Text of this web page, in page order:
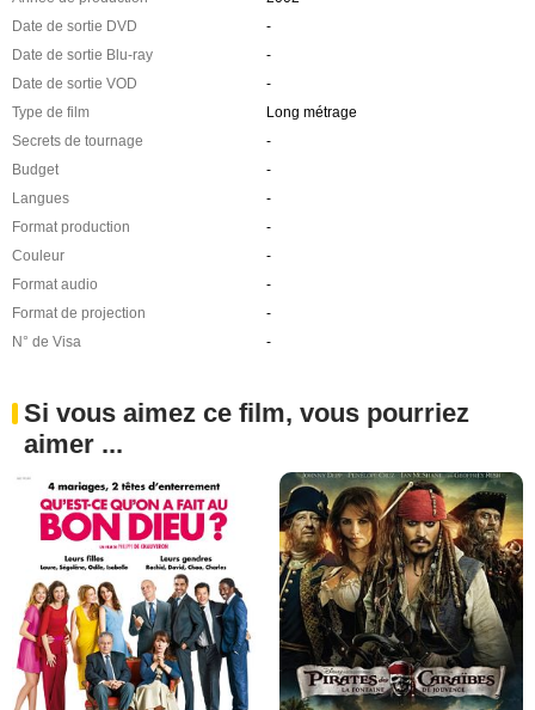
Date de sortie DVD
-
Date de sortie Blu-ray
-
Date de sortie VOD
-
Type de film
Long métrage
Secrets de tournage
-
Budget
-
Langues
-
Format production
-
Couleur
-
Format audio
-
Format de projection
-
N° de Visa
-
Si vous aimez ce film, vous pourriez
aimer ...